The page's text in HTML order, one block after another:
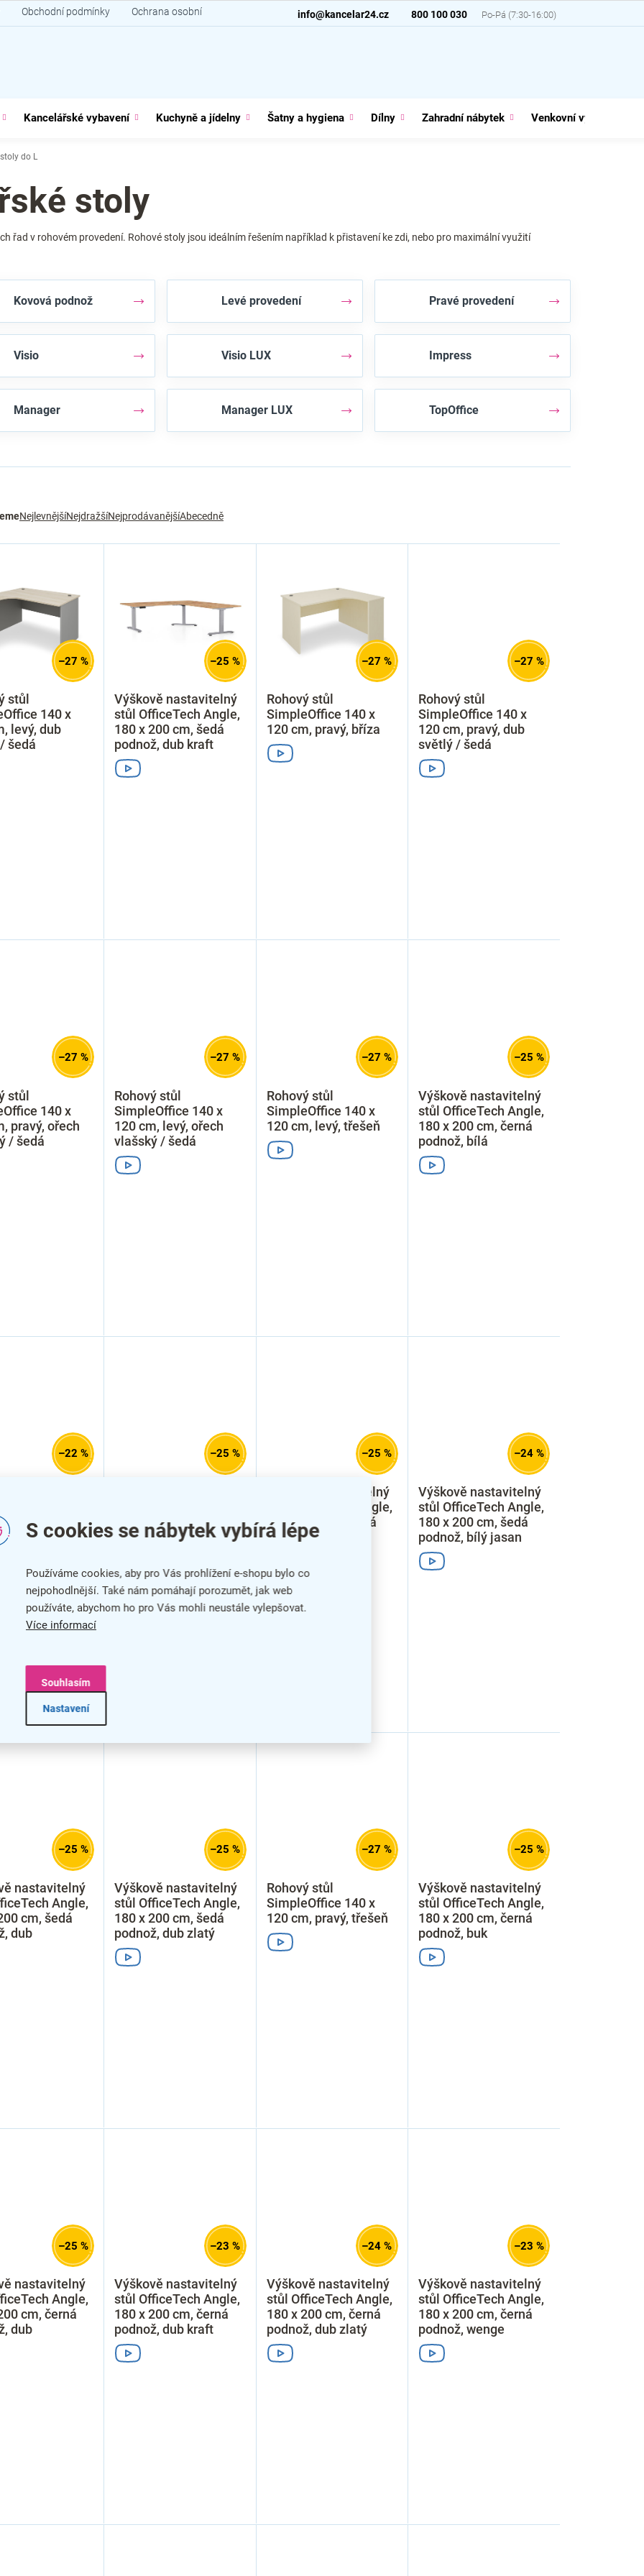
S cookies se nábytek vybírá lépe
Používáme cookies, aby pro Vás prohlížení e-shopu bylo co
nejpohodlnější. Také nám pomáhají porozumět, jak web
používáte, abychom ho pro Vás mohli neustále vylepšovat.
Více informací
Nastavení
Souhlasím
800 100 030
info@kancelar24.cz
Obchodní podmínky Ochrana osobních údajů
Kancelářské vybavení Kuchyně a jídelny Šatny a hygiena Dílny Zahradní nábytek Venkovní vybavení
do L
stoly
řad v rohovém provedení. Rohové stoly jsou ideálním řešením například k přistavení ke zdi, nebo pro maximální využití
Kovová podnož Levé provedení Pravé provedení
Visio Visio LUX Impress
Manager Manager LUX TopOffice
NejlevnějšíNejdražšíNejprodávanějšíAbecedně
–27 %
stůl
140 x
levý, dub
šedá
–25 %
Výškově nastavitelný
stůl OfficeTech Angle,
180 x 200 cm, šedá
podnož, dub kraft
–27 %
Rohový stůl
SimpleOffice 140 x
120 cm, pravý, bříza
–27 %
Rohový stůl
SimpleOffice 140 x
120 cm, pravý, dub
světlý / šedá
–27 %
stůl
140 x
pravý, ořech
/ šedá
–27 %
Rohový stůl
SimpleOffice 140 x
120 cm, levý, ořech
vlašský / šedá
–27 %
Rohový stůl
SimpleOffice 140 x
120 cm, levý, třešeň
–25 %
Výškově nastavitelný
stůl OfficeTech Angle,
180 x 200 cm, černá
podnož, bílá
–22 %
cm, černá
bílý jasan
–25 %
180 x 200 cm, černá
podnož, třešeň
–25 %
Výškově nastavitelný
stůl OfficeTech Angle,
180 x 200 cm, šedá
podnož, bílá
–24 %
Výškově nastavitelný
stůl OfficeTech Angle,
180 x 200 cm, šedá
podnož, bílý jasan
–25 %
nastavitelný
Angle,
cm, šedá
dub
–25 %
Výškově nastavitelný
stůl OfficeTech Angle,
180 x 200 cm, šedá
podnož, dub zlatý
–27 %
Rohový stůl
SimpleOffice 140 x
120 cm, pravý, třešeň
–25 %
Výškově nastavitelný
stůl OfficeTech Angle,
180 x 200 cm, černá
podnož, buk
–25 %
nastavitelný
Angle,
cm, černá
dub
–23 %
Výškově nastavitelný
stůl OfficeTech Angle,
180 x 200 cm, černá
podnož, dub kraft
–24 %
Výškově nastavitelný
stůl OfficeTech Angle,
180 x 200 cm, černá
podnož, dub zlatý
–23 %
Výškově nastavitelný
stůl OfficeTech Angle,
180 x 200 cm, černá
podnož, wenge